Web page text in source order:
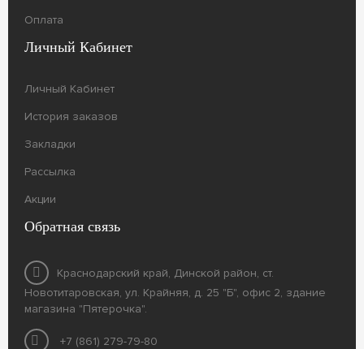
Оплата
Личный Кабинет
Личный Кабинет
История заказов
Закладки
Рассылка
Акции
Обратная связь
Краснодарский край, Динской район, ст.
Новотитаровская, ул. Крайняя, д. 25 "Б", офис 2, здание
магазина "Пятерочка".
+7 (861) 279-79-80